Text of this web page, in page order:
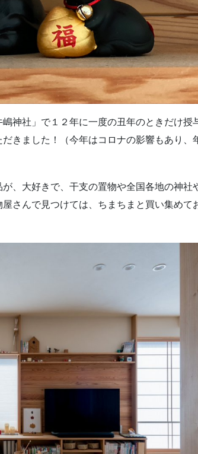
神社」で１２年に一度の丑年のときだけ授
きました！（今年はコロナの影響もあり、
、大好きで、干支の置物や全国各地の神社
さんで見つけては、ちまちまと買い集めて